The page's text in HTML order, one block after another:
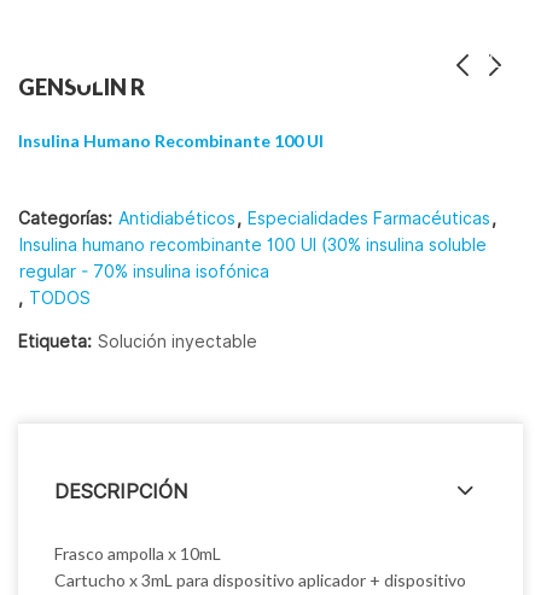
GENSULIN R
Insulina Humano Recombinante 100 UI
Categorías: Antidiabéticos, Especialidades Farmacéuticas,
Insulina humano recombinante 100 UI (30% insulina soluble
regular - 70% insulina isofónica
, TODOS
Etiqueta: Solución inyectable
DESCRIPCIÓN
Frasco ampolla x 10mL
Cartucho x 3mL para dispositivo aplicador + dispositivo